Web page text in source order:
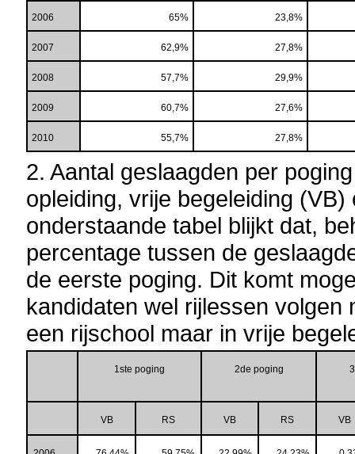
2006 65% 23,8%
2007 62,9% 27,8%
2008 57,7% 29,9%
2009 60,7% 27,6%
2010 55,7% 27,8%
2. Aantal geslaagden per
opleiding, vrije begeleiding
onderstaande tabel blijkt dat,
percentage tussen de
de eerste poging. Dit komt
kandidaten wel rijlessen
een rijschool maar in vrije
1ste poging 2de poging
VB RS VB RS VB